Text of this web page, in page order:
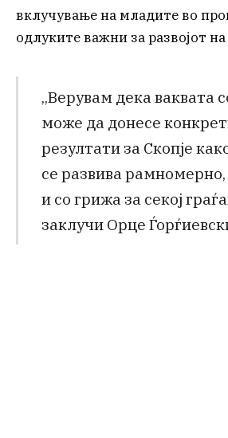
вклучување на младите во
одлуките важни за развојот
„Верувам дека ваквата
може да донесе
резултати за Скопје
се развива
и со грижа за секој
заклучи Орце